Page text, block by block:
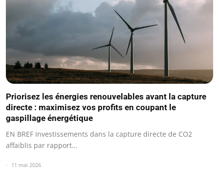
Priorisez les énergies renouvelables avant la capture
directe : maximisez vos profits en coupant le
gaspillage énergétique
EN BREF Investissements dans la capture directe de CO2
affaiblis par rapport…
11 mai 2026